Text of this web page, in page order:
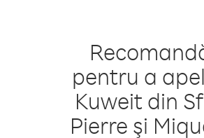
pentru a
Kuweit din
Pierre şi